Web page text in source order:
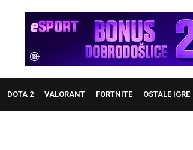
DOTA 2 VALORANT FORTNITE OSTALE IGRE